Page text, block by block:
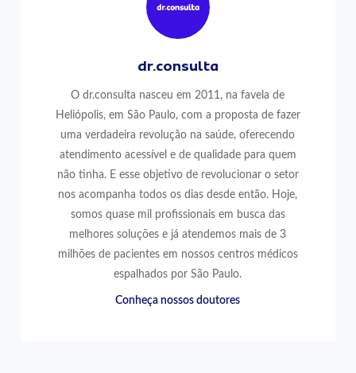
dr.consulta
O dr.consulta nasceu em 2011, na favela de
Heliópolis, em São Paulo, com a proposta de fazer
uma verdadeira revolução na saúde, oferecendo
atendimento acessível e de qualidade para quem
não tinha. E esse objetivo de revolucionar o setor
nos acompanha todos os dias desde então. Hoje,
somos quase mil profissionais em busca das
melhores soluções e já atendemos mais de 3
milhões de pacientes em nossos centros médicos
espalhados por São Paulo.
Conheça nossos doutores